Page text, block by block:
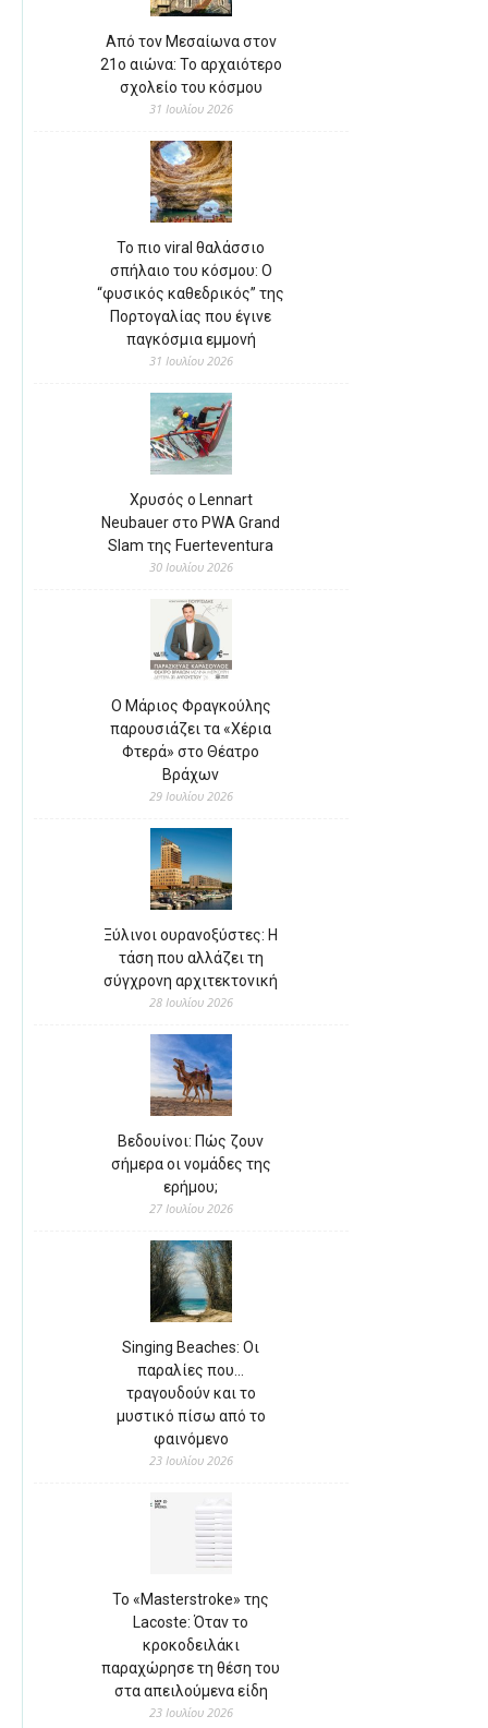
Από τον Μεσαίωνα στον
21ο αιώνα: Το αρχαιότερο
σχολείο του κόσμου
31 Ιουλίου 2026
Το πιο viral θαλάσσιο
σπήλαιο του κόσμου: Ο
“φυσικός καθεδρικός” της
Πορτογαλίας που έγινε
παγκόσμια εμμονή
31 Ιουλίου 2026
Χρυσός ο Lennart
Neubauer στο PWA Grand
Slam της Fuerteventura
30 Ιουλίου 2026
Ο Μάριος Φραγκούλης
παρουσιάζει τα «Χέρια
Φτερά» στο Θέατρο
Βράχων
29 Ιουλίου 2026
Ξύλινοι ουρανοξύστες: Η
τάση που αλλάζει τη
σύγχρονη αρχιτεκτονική
28 Ιουλίου 2026
Βεδουίνοι: Πώς ζουν
σήμερα οι νομάδες της
ερήμου;
27 Ιουλίου 2026
Singing Beaches: Οι
παραλίες που…
τραγουδούν και το
μυστικό πίσω από το
φαινόμενο
23 Ιουλίου 2026
Το «Masterstroke» της
Lacoste: Όταν το
κροκοδειλάκι
παραχώρησε τη θέση του
στα απειλούμενα είδη
23 Ιουλίου 2026